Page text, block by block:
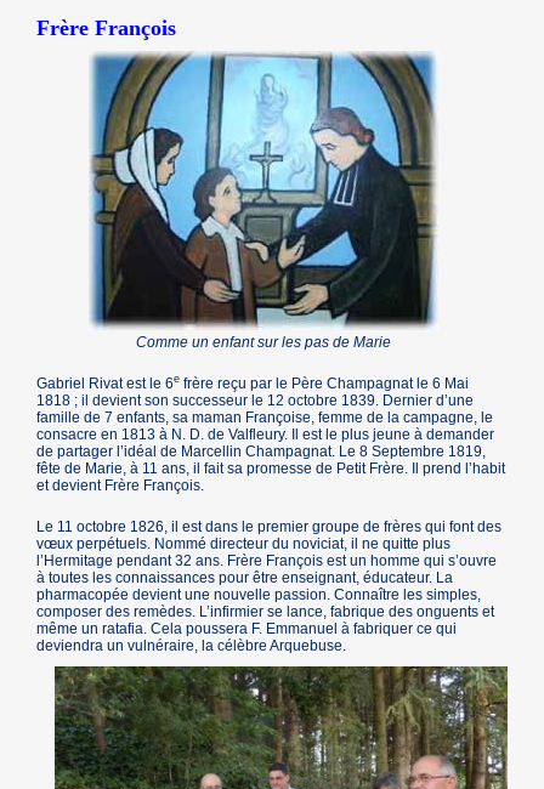
Frère François
Comme un enfant sur les pas de Marie
Gabriel Rivat est le 6e frère reçu par le Père Champagnat le 6 Mai
1818 ; il devient son successeur le 12 octobre 1839. Dernier d’une
famille de 7 enfants, sa maman Françoise, femme de la campagne, le
consacre en 1813 à N. D. de Valfleury. Il est le plus jeune à demander
de partager l’idéal de Marcellin Champagnat. Le 8 Septembre 1819,
fête de Marie, à 11 ans, il fait sa promesse de Petit Frère. Il prend l’habit
et devient Frère François.
Le 11 octobre 1826, il est dans le premier groupe de frères qui font des
vœux perpétuels. Nommé directeur du noviciat, il ne quitte plus
l’Hermitage pendant 32 ans. Frère François est un homme qui s’ouvre
à toutes les connaissances pour être enseignant, éducateur. La
pharmacopée devient une nouvelle passion. Connaître les simples,
composer des remèdes. L’infirmier se lance, fabrique des onguents et
même un ratafia. Cela poussera F. Emmanuel à fabriquer ce qui
deviendra un vulnéraire, la célèbre Arquebuse.